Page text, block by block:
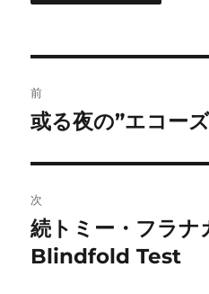
稿
ビ
ゲ
ー
前
前
投
稿:
或る夜の”エコー
次
次
の
続トミー・フラナ
Blindfold Test